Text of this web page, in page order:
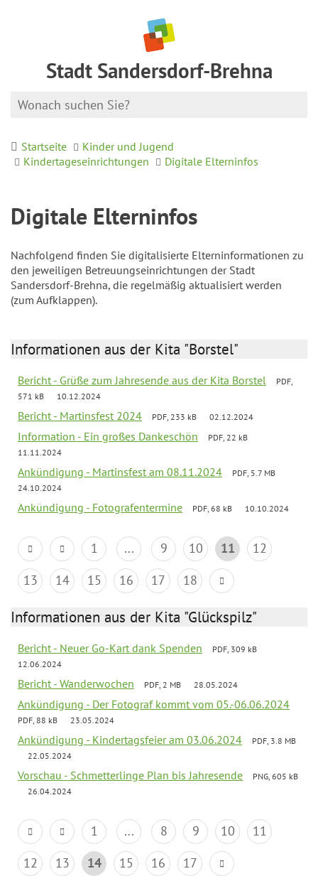
Stadt Sandersdorf-Brehna
Startseite
Kinder und Jugend
Kindertageseinrichtungen
Digitale Elterninfos
Digitale Elterninfos
Nachfolgend finden Sie digitalisierte Elterninformationen zu
den jeweiligen Betreuungseinrichtungen der Stadt
Sandersdorf-Brehna, die regelmäßig aktualisiert werden
(zum Aufklappen).
Informationen aus der Kita "Borstel"
Bericht - Grüße zum Jahresende aus der Kita Borstel
PDF,
571 kB
10.12.2024
Bericht - Martinsfest 2024 PDF, 233 kB 02.12.2024
Information - Ein großes Dankeschön
PDF, 22 kB
11.11.2024
Ankündigung - Martinsfest am 08.11.2024
PDF, 5.7 MB
24.10.2024
Ankündigung - Fotografentermine PDF, 68 kB 10.10.2024
1 ... 9 10 11
12
13
14 15 16 17 18
Informationen aus der Kita "Glückspilz"
Bericht - Neuer Go-Kart dank Spenden
PDF, 309 kB
12.06.2024
Bericht - Wanderwochen PDF, 2 MB 28.05.2024
Ankündigung - Der Fotograf kommt vom 05.-06.06.2024
PDF, 88 kB 23.05.2024
Ankündigung - Kindertagsfeier am 03.06.2024
PDF, 3.8 MB
22.05.2024
Vorschau - Schmetterlinge Plan bis Jahresende
PNG, 605 kB
26.04.2024
1 ... 8 9 10
11
12
13 14 15 16 17